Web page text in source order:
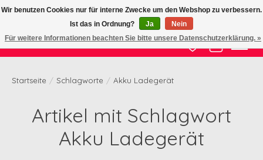
Zertifizierte Qualität zu fairem Preis
Wunschzettel
Ihr
Startseite / Schlagworte / Akku Ladegerät
Artikel mit Schlagwort
Akku Ladegerät
Wir benutzen Cookies nur für interne Zwecke um den Webshop zu verbessern.
Ist das in Ordnung?
Ja
Nein
Für weitere Informationen beachten Sie bitte unsere Datenschutzerklärung. »